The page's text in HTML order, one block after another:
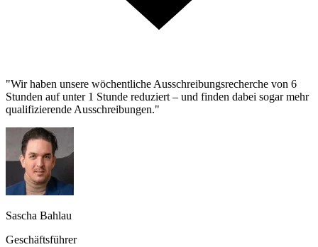
"Wir haben unsere wöchentliche Ausschreibungsrecherche von 6
Stunden auf unter 1 Stunde reduziert – und finden dabei sogar mehr
qualifizierende Ausschreibungen."
Sascha Bahlau
Geschäftsführer